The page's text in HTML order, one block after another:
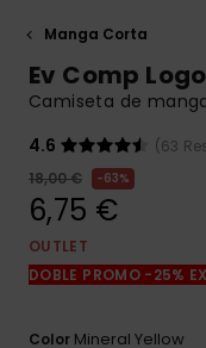
Manga Corta
Ev Comp Logo
Camiseta de
4.6
(63
18,00 €
63%
6,75 €
OUTLET
DOBLE PROMO -25%
Color Mineral Yellow